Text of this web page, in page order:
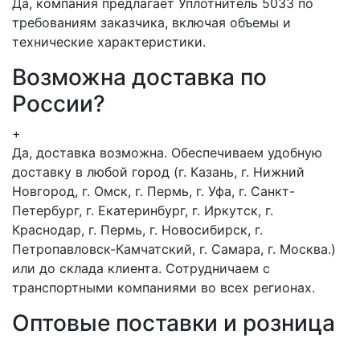
требованиям заказчика, включая объемы и
технические характеристики.
Возможна доставка по
России?
+
Да, доставка возможна. Обеспечиваем удобную
доставку в любой город (г. Казань, г. Нижний
Новгород, г. Омск, г. Пермь, г. Уфа, г. Санкт-
Петербург, г. Екатеринбург, г. Иркутск, г.
Краснодар, г. Пермь, г. Новосибирск, г.
Петропавловск-Камчатский, г. Самара, г. Москва.)
или до склада клиента. Сотрудничаем с
транспортными компаниями во всех регионах.
Оптовые поставки и розница